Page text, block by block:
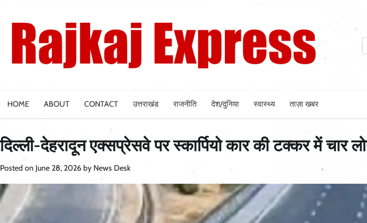
content
HOME ABOUT CONTACT उत्तराखंड राजनीति देश/दुनिया स्वास्थ्य ताज़ा खबर
दिल्ली-देहरादून एक्सप्रेसवे पर स्कार्पियो कार की टक्कर में चार
Posted on June 28, 2026 by News Desk